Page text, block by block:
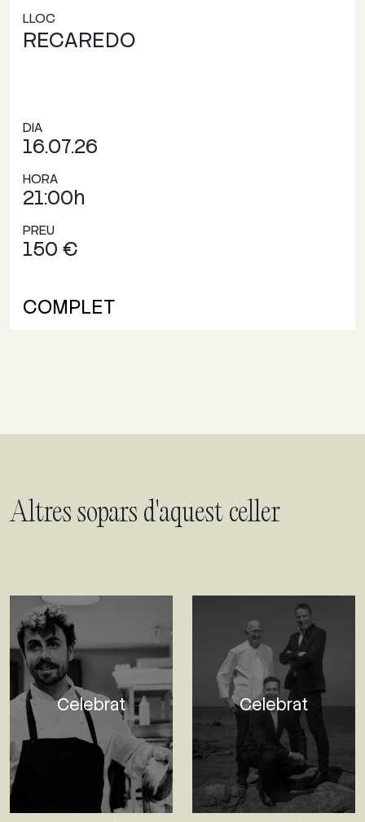
LLOC
RECAREDO
DIA
16.07.26
HORA
21:00h
PREU
150 €
COMPLET
Altres sopars d'aquest celler
Celebrat Celebrat